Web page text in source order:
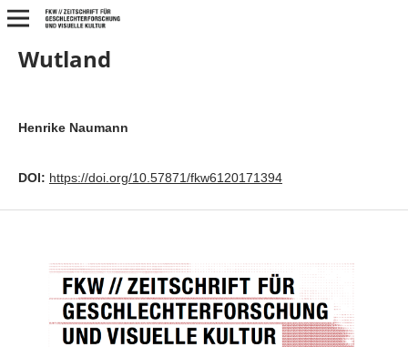
Wutland
Henrike Naumann
DOI: https://doi.org/10.57871/fkw6120171394